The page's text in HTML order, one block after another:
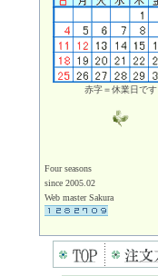
赤字＝休業日です
Four seasons
since 2005.02
Web master Sakura